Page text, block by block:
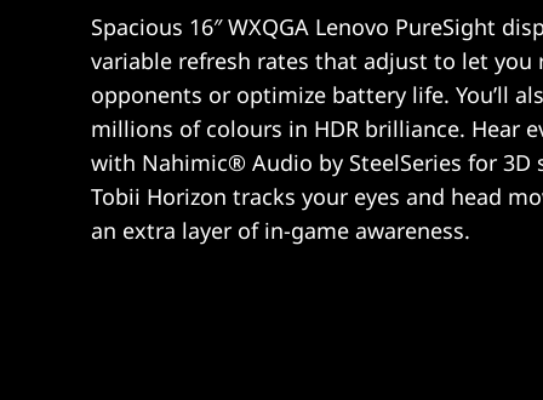
Spacious 16″ WXQGA Lenovo PureSight
variable refresh rates that adjust to let you
opponents or optimize battery life. You’ll
millions of colours in HDR brilliance. Hear
with Nahimic® Audio by SteelSeries for 3D
Tobii Horizon tracks your eyes and head
an extra layer of in-game awareness.